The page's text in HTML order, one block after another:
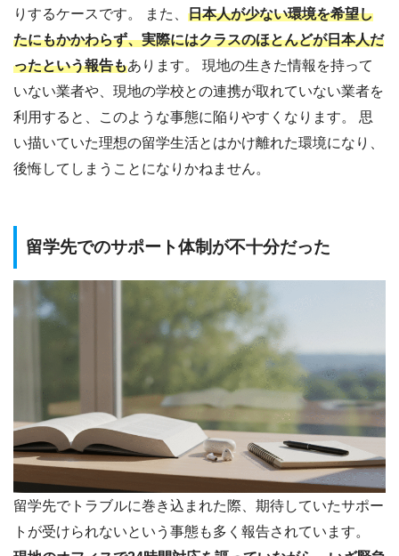
りするケースです。 また、 日本人が少ない環境を希望し
たにもかかわらず、実際にはクラスのほとんどが日本人だ
ったという報告もあります。 現地の生きた情報を持って
いない業者や、現地の学校との連携が取れていない業者を
利用すると、このような事態に陥りやすくなります。 思
い描いていた理想の留学生活とはかけ離れた環境になり、
後悔してしまうことになりかねません。
留学先でのサポート体制が不十分だった
留学先でトラブルに巻き込まれた際、期待していたサポー
トが受けられないという事態も多く報告されています。